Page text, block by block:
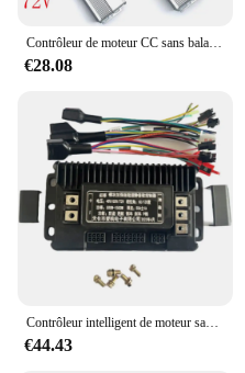
€28.08
€44.43